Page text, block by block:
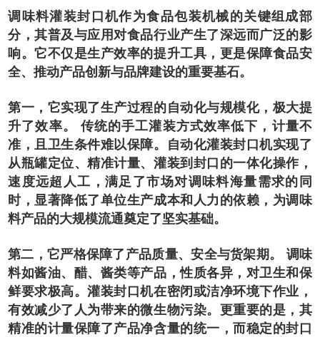
调味料灌装封口机作为食品包装机械的关键组成部
分，其普及与应用对食品行业产生了深远而广泛的影
响。它不仅是生产效率的提升工具，更是保障食品安
全、推动产品创新与品牌建设的重要基石。
第一，它实现了生产过程的自动化与规模化，极大提
升了效率。 传统的手工灌装方式效率低下，计量不
准，且卫生条件难以保障。自动化灌装封口机实现了
从瓶罐定位、精准计量、灌装到封口的一体化操作，
速度远超人工，满足了市场对调味料海量需求的同
时，显著降低了单位生产成本和人力的依赖，为调味
料产品的大规模流通奠定了坚实基础。
第二，它严格保障了产品质量、安全与货架期。 调味
料如酱油、醋、酱类等产品，性质各异，对卫生和保
鲜要求极高。灌装封口机在密闭或洁净环境下作业，
有效减少了人为带来的微生物污染。更重要的是，其
精准的计量保障了产品净含量的统一，而稳定的封口